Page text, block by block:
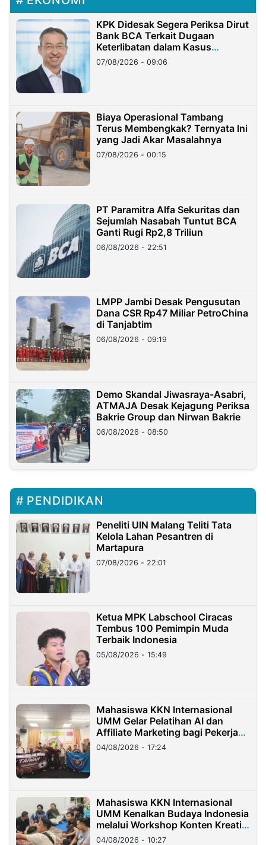
KPK Didesak Segera Periksa Dirut
Bank BCA Terkait Dugaan
Keterlibatan dalam Kasus
Hilangnya Dana Nasabah Rp2,58
Miliar
07/08/2026 - 09:06
Biaya Operasional Tambang
Terus Membengkak? Ternyata Ini
yang Jadi Akar Masalahnya
07/08/2026 - 00:15
PT Paramitra Alfa Sekuritas dan
Sejumlah Nasabah Tuntut BCA
Ganti Rugi Rp2,8 Triliun
06/08/2026 - 22:51
LMPP Jambi Desak Pengusutan
Dana CSR Rp47 Miliar PetroChina
di Tanjabtim
06/08/2026 - 09:19
Demo Skandal Jiwasraya-Asabri,
ATMAJA Desak Kejagung Periksa
Bakrie Group dan Nirwan Bakrie
06/08/2026 - 08:50
PENDIDIKAN
Peneliti UIN Malang Teliti Tata
Kelola Lahan Pesantren di
Martapura
07/08/2026 - 22:01
Ketua MPK Labschool Ciracas
Tembus 100 Pemimpin Muda
Terbaik Indonesia
05/08/2026 - 15:49
Mahasiswa KKN Internasional
UMM Gelar Pelatihan AI dan
Affiliate Marketing bagi Pekerja
Migran Indonesia di Taiwan
04/08/2026 - 17:24
Mahasiswa KKN Internasional
UMM Kenalkan Budaya Indonesia
melalui Workshop Konten Kreatif
di Taiwan
04/08/2026 - 10:27